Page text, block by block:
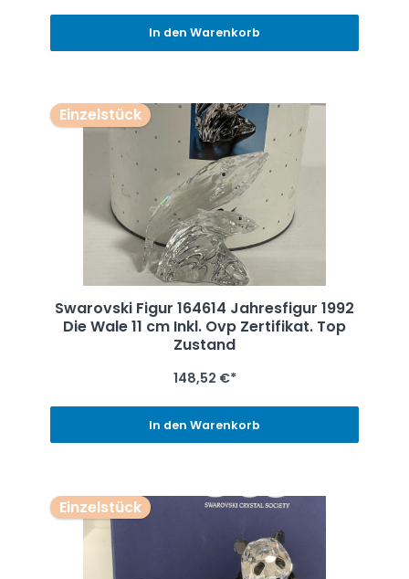
In den Warenkorb
Einzelstück
Swarovski Figur 164614 Jahresfigur 1992
Die Wale 11 cm Inkl. Ovp Zertifikat. Top
Zustand
148,52 €*
In den Warenkorb
Einzelstück